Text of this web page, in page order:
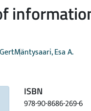
Mäntysaari, Esa A.
ISBN
978-90-8686-269-6